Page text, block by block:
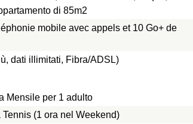
di 85m2
mobile avec appels et 10 Go+ de
dati illimitati, Fibra/ADSL)
Mensile per 1 adulto
(1 ora nel Weekend)